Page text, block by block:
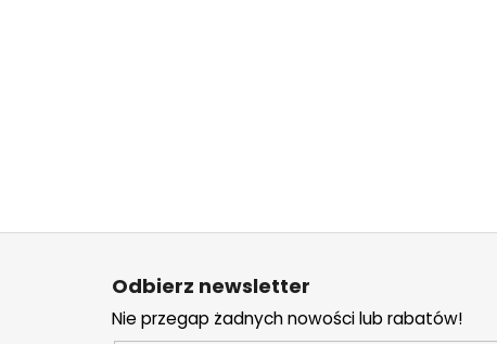
S
Odbierz newsletter
Nie przegap żadnych nowości lub rabatów!